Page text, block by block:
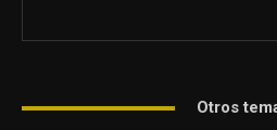
Otros